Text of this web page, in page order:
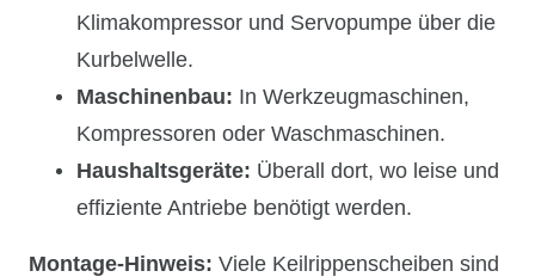
Klimakompressor und Servopumpe über die
Kurbelwelle.
Maschinenbau: In Werkzeugmaschinen,
Kompressoren oder Waschmaschinen.
Haushaltsgeräte: Überall dort, wo leise und
effiziente Antriebe benötigt werden.
Montage-Hinweis: Viele Keilrippenscheiben sind